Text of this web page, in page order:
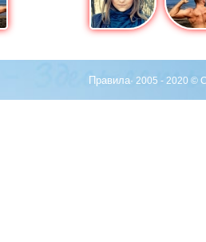
Правила· 2005 - 2020 ©